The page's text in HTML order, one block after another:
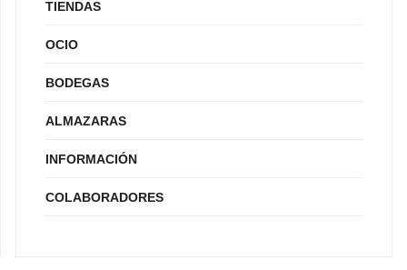
TIENDAS
OCIO
BODEGAS
ALMAZARAS
INFORMACIÓN
COLABORADORES